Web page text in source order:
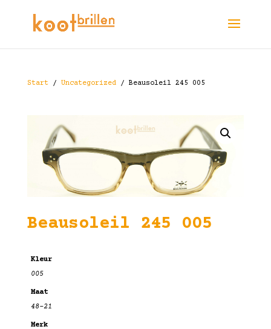
Start/ Uncategorized/ Beausoleil 245 005
Beausoleil 245 005
Kleur
005
Maat
48-21
Merk